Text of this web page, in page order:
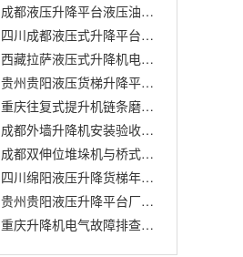
成都液压升降平台液压油更换与保养指南
四川成都液压式升降平台异响故障诊断与
西藏拉萨液压式升降机电机过热的诊断与
贵州贵阳液压货梯升降平台液压油选择与
重庆往复式提升机链条磨损故障维修与
成都外墙升降机安装验收规范与2026年检测
成都双伸位堆垛机与桥式堆垛机选型对比
四川绵阳液压升降货梯年度保养清单与
贵州贵阳液压升降平台厂家对比与技术特
重庆升降机电气故障排查与2026年维修价格